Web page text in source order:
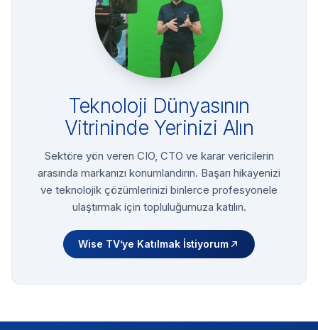
Teknoloji Dünyasının
Vitrininde Yerinizi Alın
Sektöre yön veren CIO, CTO ve karar vericilerin
arasında markanızı konumlandırın. Başarı hikayenizi
ve teknolojik çözümlerinizi binlerce profesyonele
ulaştırmak için topluluğumuza katılın.
Wise TV’ye Katılmak İstiyorum